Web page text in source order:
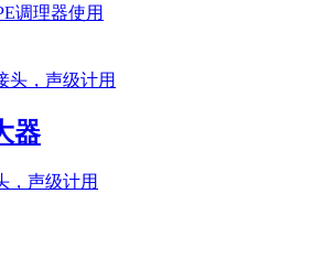
调理器使用
器
，声级计用